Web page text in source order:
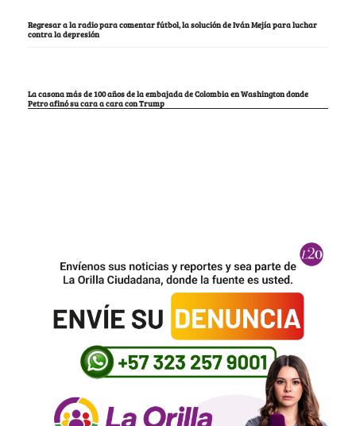
Regresar a la radio para comentar fútbol, la solución de Iván Mejía para luchar
contra la depresión
La casona más de 100 años de la embajada de Colombia en Washington donde
Petro afinó su cara a cara con Trump